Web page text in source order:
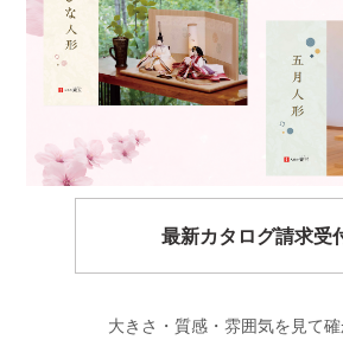
最新カタログ請求受
大きさ・質感・雰囲気を見て